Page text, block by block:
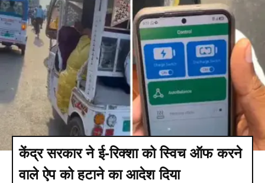
केंद्र सरकार ने ई-रिक्शा को स्विच ऑफ करने
वाले ऐप को हटाने का आदेश दिया